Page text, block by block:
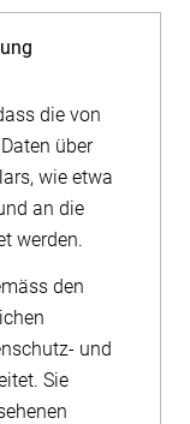
die von
über
wie etwa
an die
werden.
den
und
Sie